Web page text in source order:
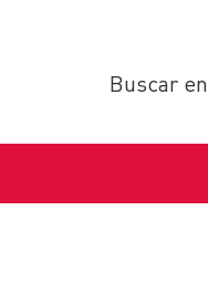
Buscar en